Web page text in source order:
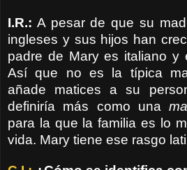
I.R.: A pesar de que su
ingleses y sus hijos han
padre de Mary es italiano y
Así que no es la típica
añade matices a su
definiría más como una
para la que la familia es lo
vida. Mary tiene ese rasgo